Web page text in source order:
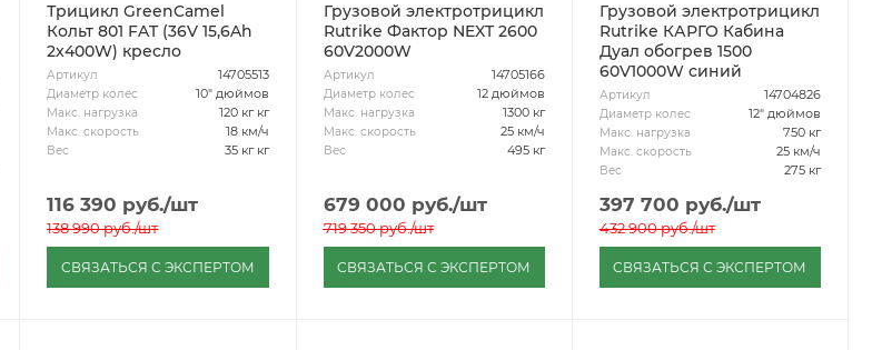
Трицикл GreenCamel
Кольт 801 FAT (36V 15,6Ah
2x400W) кресло
Артикул 14705513
Диаметр колес 10" дюймов
Макс. нагрузка 120 кг кг
Макс. скорость 18 км/ч
Вес 35 кг кг
116 390 руб./шт
138 990руб./шт
СВЯЗАТЬСЯ С ЭКСПЕРТОМ
Грузовой электротрицикл
Rutrike Фактор NEXT 2600
60V2000W
Артикул 14705166
Диаметр колес 12 дюймов
Макс. нагрузка 1300 кг
Макс. скорость 25 км/ч
Вес 495 кг
679 000 руб./шт
719 350руб./шт
СВЯЗАТЬСЯ С ЭКСПЕРТОМ
Грузовой электротрицикл
Rutrike КАРГО Кабина
Дуал обогрев 1500
60V1000W синий
Артикул 14704826
Диаметр колес 12" дюймов
Макс. нагрузка 750 кг
Макс. скорость 25 км/ч
Вес 275 кг
397 700 руб./шт
432 900руб./шт
СВЯЗАТЬСЯ С ЭКСПЕРТОМ